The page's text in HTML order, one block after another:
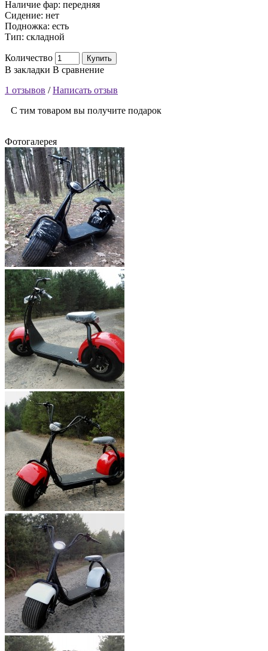
Наличие фар: передняя
Сидение: нет
Подножка: есть
Тип: складной
Количество Купить
В закладки В сравнение
1 отзывов /Написать отзыв
С тим товаром вы получите подарок
Фотогалерея